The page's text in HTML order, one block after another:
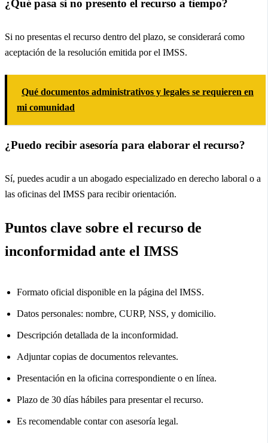
¿Qué pasa si no presento el recurso a tiempo?
Si no presentas el recurso dentro del plazo, se considerará como
aceptación de la resolución emitida por el IMSS.
Qué documentos administrativos y legales se requieren en
mi comunidad
¿Puedo recibir asesoría para elaborar el recurso?
Sí, puedes acudir a un abogado especializado en derecho laboral o a
las oficinas del IMSS para recibir orientación.
Puntos clave sobre el recurso de
inconformidad ante el IMSS
Formato oficial disponible en la página del IMSS.
Datos personales: nombre, CURP, NSS, y domicilio.
Descripción detallada de la inconformidad.
Adjuntar copias de documentos relevantes.
Presentación en la oficina correspondiente o en línea.
Plazo de 30 días hábiles para presentar el recurso.
Es recomendable contar con asesoría legal.